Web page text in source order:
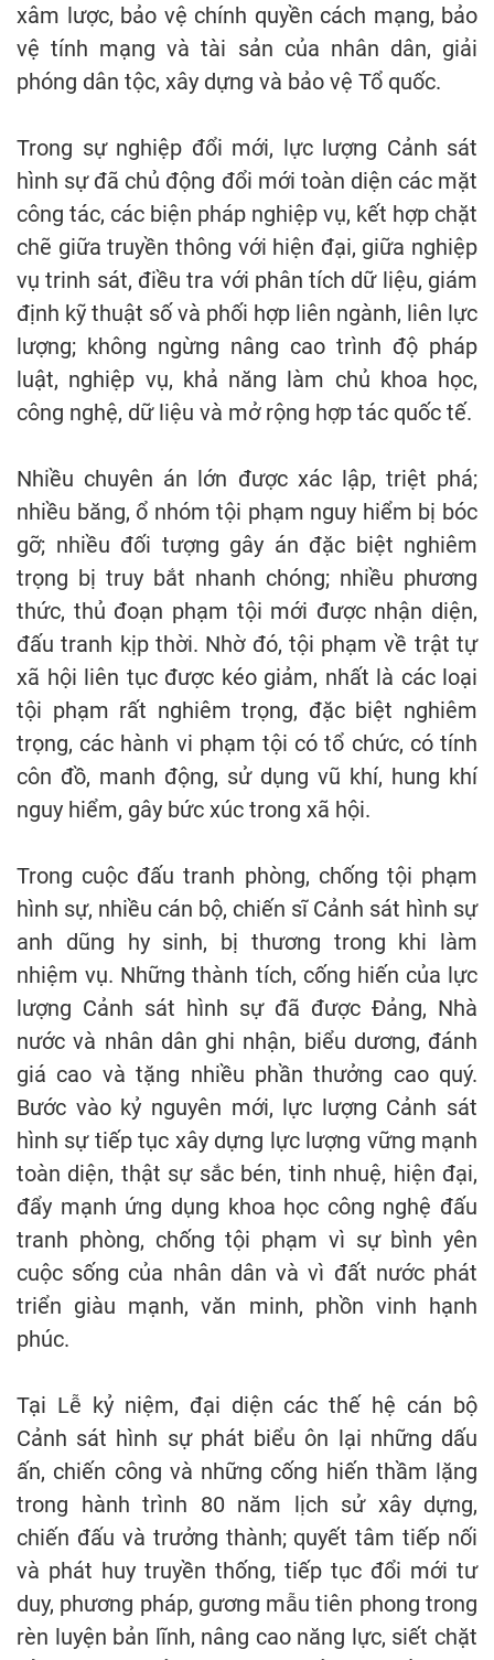
xâm lược, bảo vệ chính quyền cách mạng, bảo
vệ tính mạng và tài sản của nhân dân, giải
phóng dân tộc, xây dựng và bảo vệ Tổ quốc.
Trong sự nghiệp đổi mới, lực lượng Cảnh sát
hình sự đã chủ động đổi mới toàn diện các mặt
công tác, các biện pháp nghiệp vụ, kết hợp chặt
chẽ giữa truyền thông với hiện đại, giữa nghiệp
vụ trinh sát, điều tra với phân tích dữ liệu, giám
định kỹ thuật số và phối hợp liên ngành, liên lực
lượng; không ngừng nâng cao trình độ pháp
luật, nghiệp vụ, khả năng làm chủ khoa học,
công nghệ, dữ liệu và mở rộng hợp tác quốc tế.
Nhiều chuyên án lớn được xác lập, triệt phá;
nhiều băng, ổ nhóm tội phạm nguy hiểm bị bóc
gỡ; nhiều đối tượng gây án đặc biệt nghiêm
trọng bị truy bắt nhanh chóng; nhiều phương
thức, thủ đoạn phạm tội mới được nhận diện,
đấu tranh kịp thời. Nhờ đó, tội phạm về trật tự
xã hội liên tục được kéo giảm, nhất là các loại
tội phạm rất nghiêm trọng, đặc biệt nghiêm
trọng, các hành vi phạm tội có tổ chức, có tính
côn đồ, manh động, sử dụng vũ khí, hung khí
nguy hiểm, gây bức xúc trong xã hội.
Trong cuộc đấu tranh phòng, chống tội phạm
hình sự, nhiều cán bộ, chiến sĩ Cảnh sát hình sự
anh dũng hy sinh, bị thương trong khi làm
nhiệm vụ. Những thành tích, cống hiến của lực
lượng Cảnh sát hình sự đã được Đảng, Nhà
nước và nhân dân ghi nhận, biểu dương, đánh
giá cao và tặng nhiều phần thưởng cao quý.
Bước vào kỷ nguyên mới, lực lượng Cảnh sát
hình sự tiếp tục xây dựng lực lượng vững mạnh
toàn diện, thật sự sắc bén, tinh nhuệ, hiện đại,
đẩy mạnh ứng dụng khoa học công nghệ đấu
tranh phòng, chống tội phạm vì sự bình yên
cuộc sống của nhân dân và vì đất nước phát
triển giàu mạnh, văn minh, phồn vinh hạnh
phúc.
Tại Lễ kỷ niệm, đại diện các thế hệ cán bộ
Cảnh sát hình sự phát biểu ôn lại những dấu
ấn, chiến công và những cống hiến thầm lặng
trong hành trình 80 năm lịch sử xây dựng,
chiến đấu và trưởng thành; quyết tâm tiếp nối
và phát huy truyền thống, tiếp tục đổi mới tư
duy, phương pháp, gương mẫu tiên phong trong
rèn luyện bản lĩnh, nâng cao năng lực, siết chặt